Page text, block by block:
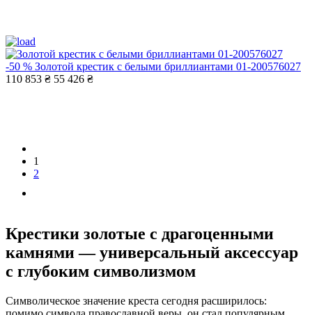
-50 % Золотой крестик с белыми бриллиантами 01-200576027
110 853 ₴ 55 426 ₴
1
2
Крестики золотые с драгоценными
камнями — универсальный аксессуар
с глубоким символизмом
Символическое значение креста сегодня расширилось: